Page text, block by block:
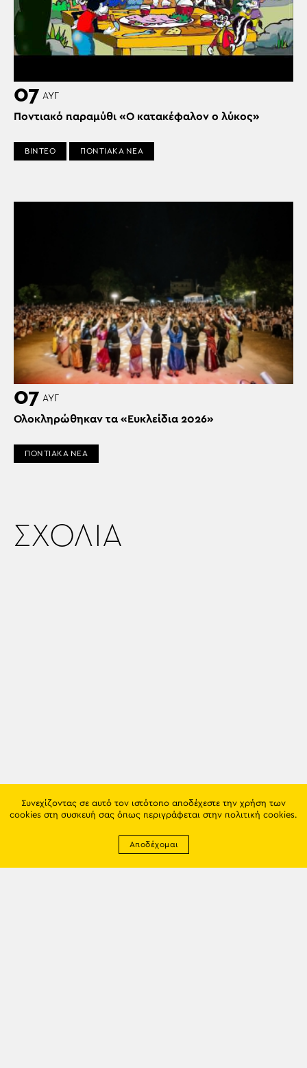
07 ΑΥΓ
Ποντιακό παραμύθι «Ο κατακέφαλον ο λύκος»
ΒΙΝΤΕΟ ΠΟΝΤΙΑΚΑ ΝΕΑ
07 ΑΥΓ
Ολοκληρώθηκαν τα «Ευκλείδια 2026»
ΠΟΝΤΙΑΚΑ ΝΕΑ
ΣΧΟΛΙΑ
Συνεχίζοντας σε αυτό τον ιστότοπο αποδέχεστε την χρήση των
cookies στη συσκευή σας όπως περιγράφεται στην πολιτική cookies.
Αποδέχομαι